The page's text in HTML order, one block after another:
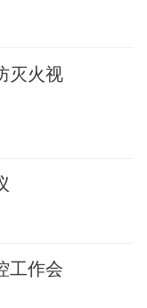
灭火视
工作会